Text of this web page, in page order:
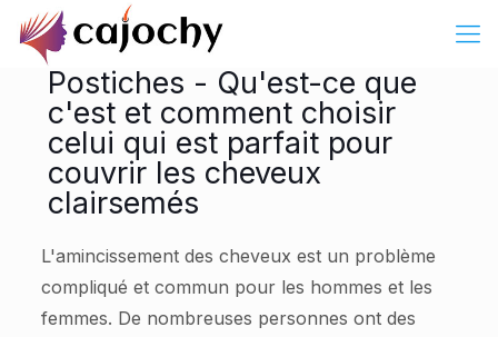
Postiches - Qu'est-ce que
c'est et comment choisir
celui qui est parfait pour
couvrir les cheveux
clairsemés
L'amincissement des cheveux est un problème
compliqué et commun pour les hommes et les
femmes. De nombreuses personnes ont des